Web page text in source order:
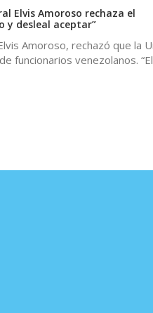
Elvis Amoroso rechaza el
y desleal aceptar”
Amoroso, rechazó que la
funcionarios venezolanos.